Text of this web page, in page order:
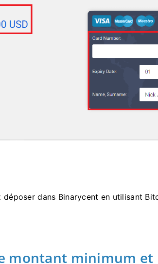
déposer dans Binarycent en utilisant
montant minimum et